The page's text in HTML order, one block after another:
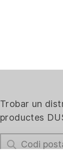
Trobar un
productes